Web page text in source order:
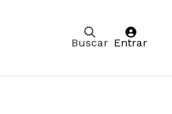
Buscar Entrar